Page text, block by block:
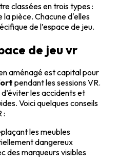
classées en trois types :
la pièce. Chacune d'elles
de l’espace de jeu.
de jeu vr
aménagé est capital pour
pendant les sessions VR.
les accidents et
Voici quelques conseils
:
les meubles
dangereux
des marqueurs visibles